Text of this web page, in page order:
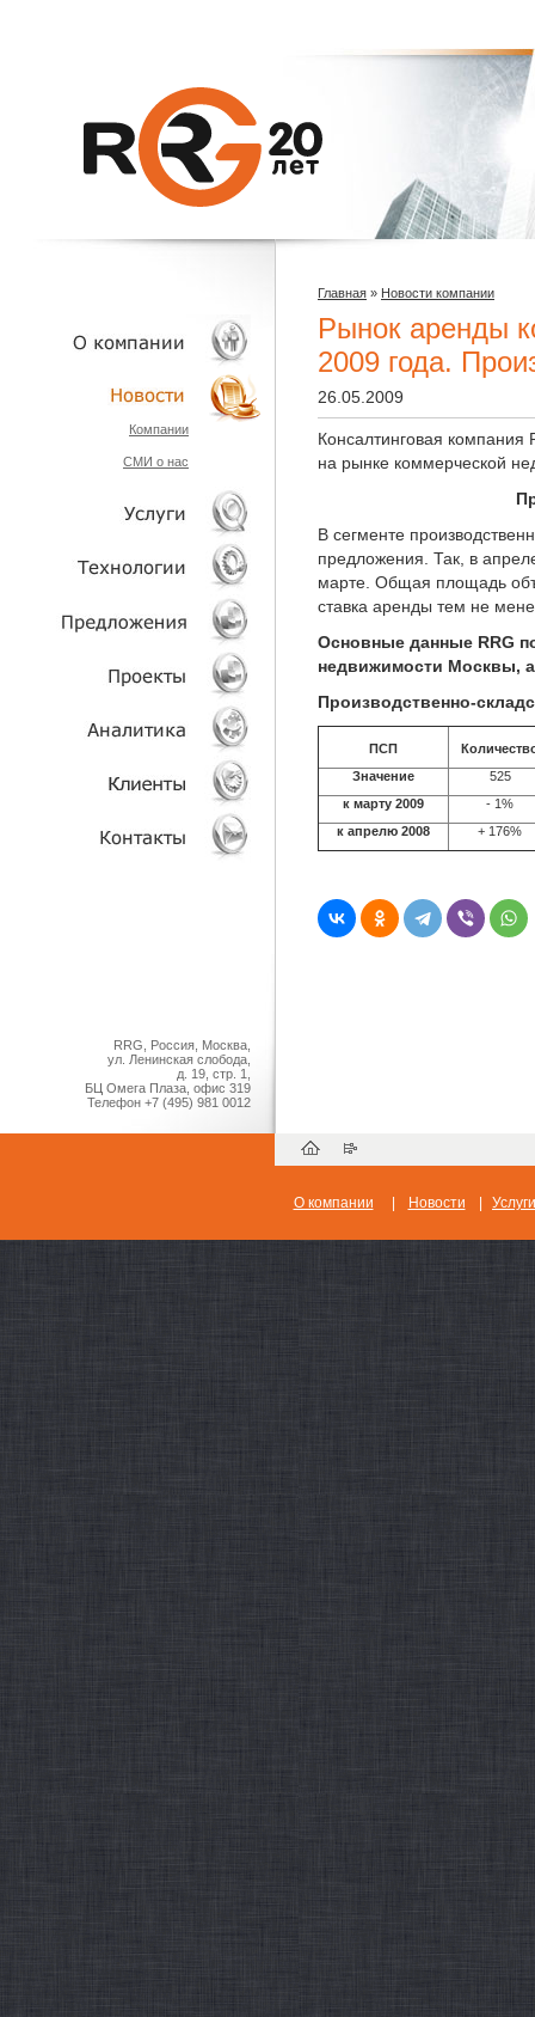
О КОМПАНИИ
НОВОСТИ
Компании
СМИ о нас
УСЛУГИ
ТЕХНОЛОГИИ
ОБЪЕКТЫ
ПРОЕКТЫ
АНАЛИТИКА
КЛИЕНТЫ
Главная » Новости компании
Рынок аренды
2009 года.
26.05.2009
Консалтинговая
на рынке коммерческой
В сегменте
предложения. Так, в
марте. Общая площадь
ставка аренды тем не
Основные данные RRG
недвижимости Москвы,
Производственно-
ПСП
Значение
525
к марту 2009
- 1%
к апрелю 2008
+ 176%
RRG, Россия, Москва,
ул. Ленинская слобода,
д. 19, стр. 1,
БЦ Омега Плаза, офис 319
Телефон +7 (495) 981 0012
О компании Новости Услуги